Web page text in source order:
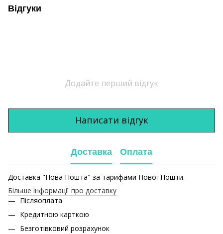
Відгуки
Додайте перший відгук
Написати відгук
Доставка Оплата
Доставка "Нова Пошта" за тарифами Нової Пошти.
Більше інформації про доставку
Післяоплата
Кредитною карткою
Безготівковий розрахунок